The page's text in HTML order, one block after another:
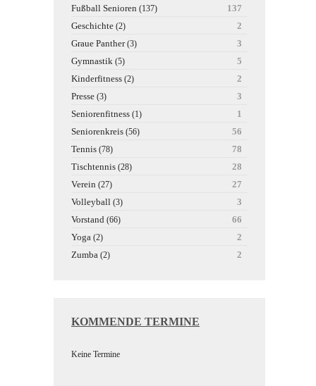
Fußball Senioren (137)
137
Geschichte (2)
2
Graue Panther(3)
3
Gymnastik (5)
5
Kinderfitness (2)
2
Presse (3)
3
Seniorenfitness (1)
1
Seniorenkreis (56)
56
Tennis (78)
78
Tischtennis (28)
28
Verein (27)
27
Volleyball (3)
3
Vorstand (66)
66
Yoga (2)
2
Zumba (2) 2
KOMMENDE TERMINE
Keine Termine